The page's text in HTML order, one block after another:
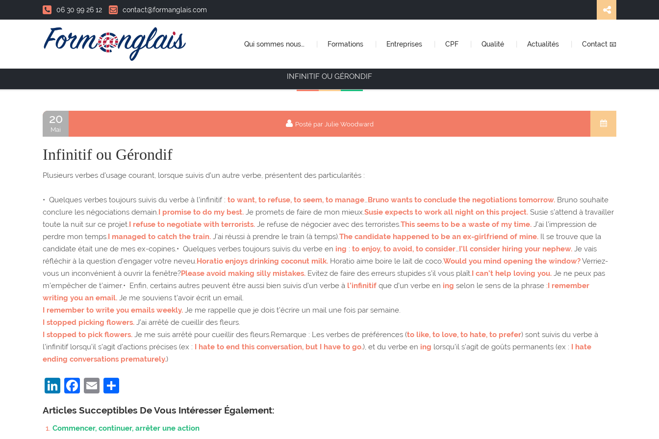
06 30 99 26 12 contact@formanglais.com
Qui sommes nous… Formations Entreprises CPF Qualité Actualités Contact 📧
INFINITIF OU GÉRONDIF
20
Mai
Posté par Julie Woodward
Infinitif ou Gérondif
Plusieurs verbes d’usage courant, lorsque suivis d’un autre verbe, présentent des particularités :
• Quelques verbes toujours suivis du verbe à l’infinitif : to want, to refuse, to seem, to manage…Bruno wants to conclude the negotiations tomorrow. Bruno souhaite
conclure les négociations demain.I promise to do my best. Je promets de faire de mon mieux.Susie expects to work all night on this project. Susie s’attend à travailler
toute la nuit sur ce projet.I refuse to negotiate with terrorists. Je refuse de négocier avec des terroristes.This seems to be a waste of my time. J’ai l’impression de
perdre mon temps.I managed to catch the train. J’ai réussi à prendre le train (à temps).The candidate happened to be an ex-girlfriend of mine. Il se trouve que la
candidate était une de mes ex-copines.• Quelques verbes toujours suivis du verbe en ing : to enjoy, to avoid, to consider…I’ll consider hiring your nephew. Je vais
réfléchir à la question d’engager votre neveu.Horatio enjoys drinking coconut milk. Horatio aime boire le lait de coco.Would you mind opening the window?Verriez-
vous un inconvénient à ouvrir la fenêtre?Please avoid making silly mistakes. Evitez de faire des erreurs stupides s’il vous plaît.I can’t help loving you. Je ne peux pas
m’empêcher de t’aimer.• Enfin, certains autres peuvent être aussi bien suivis d’un verbe à l’infinitif que d’un verbe en ing selon le sens de la phrase :I remember
writing you an email. Je me souviens t’avoir écrit un email.
I remember to write you emails weekly. Je me rappelle que je dois t’écrire un mail une fois par semaine.
I stopped picking flowers. J’ai arrêté de cueillir des fleurs.
I stopped to pick flowers. Je me suis arrêté pour cueillir des fleurs.Remarque : Les verbes de préférences (to like, to love, to hate, to prefer) sont suivis du verbe à
l’infinitif lorsqu’il s’agit d’actions précises (ex : I hate to end this conversation, but I have to go.), et du verbe en ing lorsqu’il s’agit de goûts permanents (ex : I hate
ending conversations prematurely.)
LinkedIn
Facebook
Email
Articles Succeptibles De Vous Intéresser Également:
Commencer, continuer, arrêter une action